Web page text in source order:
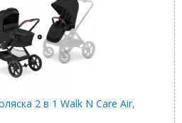
2 в 1 Walk N Care Air,